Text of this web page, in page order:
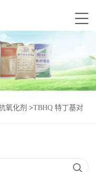
氧化剂 >TBHQ 特丁基对